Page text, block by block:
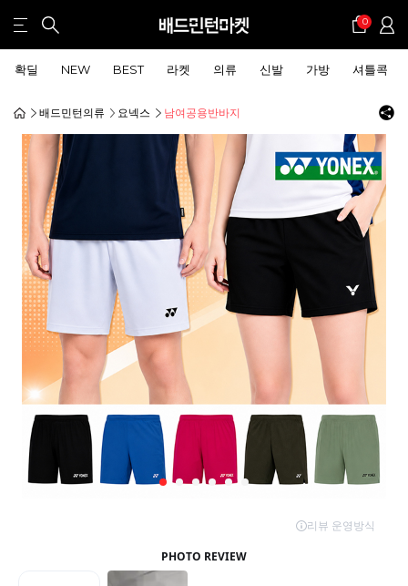
0
확딜 NEW BEST 라켓 의류 신발 가방 셔틀콕
배드민턴의류 요넥스 남여공용반바지